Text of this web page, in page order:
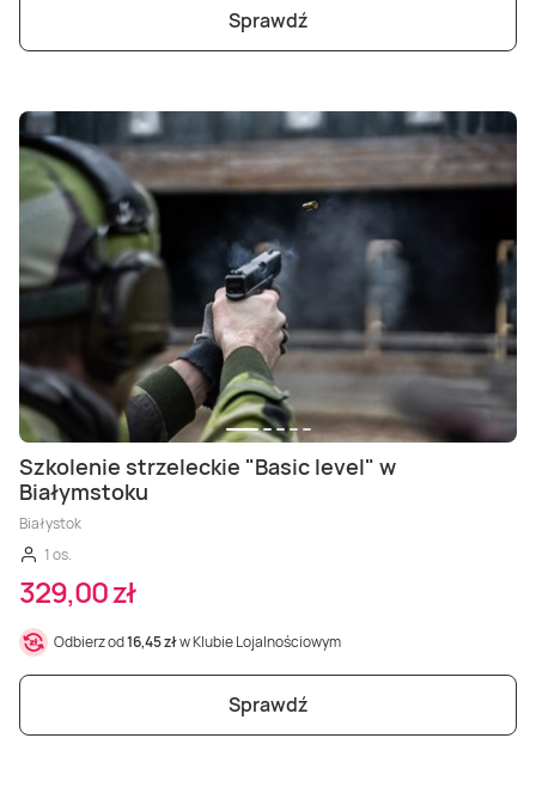
Sprawdź
Szkolenie strzeleckie "Basic level" w
Białymstoku
Białystok
1 os.
329,00 zł
Odbierz od16,45 złw Klubie Lojalnościowym
Sprawdź